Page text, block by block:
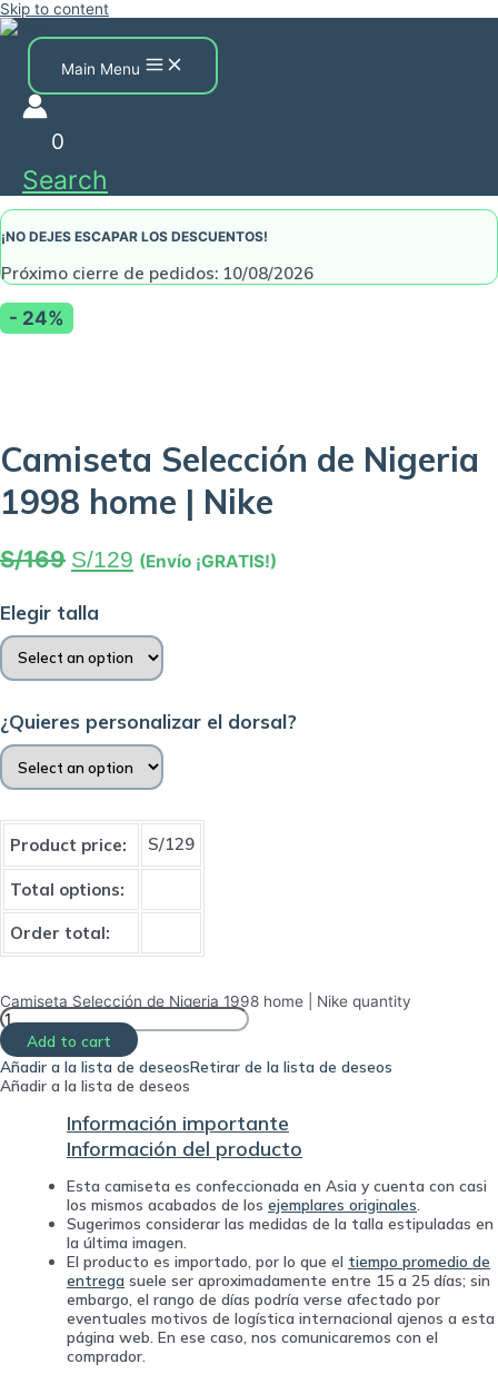
Skip to content
Main Menu
0
Search
¡NO DEJES ESCAPAR LOS DESCUENTOS!
Próximo cierre de pedidos: 10/08/2026
- 24%
Camiseta Selección de Nigeria
1998 home | Nike
S/169 S/129 (Envío ¡GRATIS!)
Elegir talla
¿Quieres personalizar el dorsal?
Product price: S/129
Total options:
Order total:
Camiseta Selección de Nigeria 1998 home | Nike quantity
Add to cart
Añadir a la lista de deseosRetirar de la lista de deseos
Añadir a la lista de deseos
Información importante
Información del producto
Esta camiseta es confeccionada en Asia y cuenta con casi
los mismos acabados de los ejemplares originales.
Sugerimos considerar las medidas de la talla estipuladas en
la última imagen.
El producto es importado, por lo que el tiempo promedio de
entrega suele ser aproximadamente entre 15 a 25 días; sin
embargo, el rango de días podría verse afectado por
eventuales motivos de logística internacional ajenos a esta
página web. En ese caso, nos comunicaremos con el
comprador.